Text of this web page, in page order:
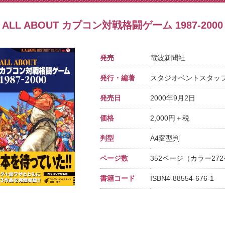
ALL ABOUT カプコン対戦格闘ゲーム 1987-2000
発売 電波新聞社
発行・編著 スタジオベントスタッ
発売日 2000年9月2日
価格 2,000円＋税
判型 A4変型判
ページ数 352ページ（カラー272
書籍コード ISBN4-88554-676-1